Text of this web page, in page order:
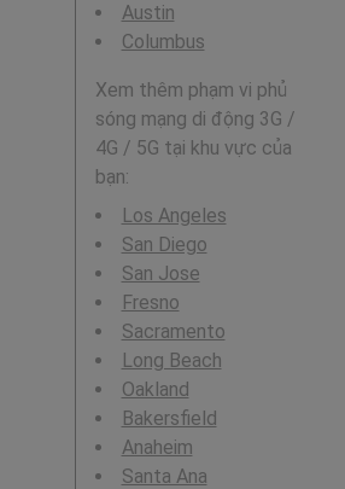
Austin
Columbus
Xem thêm phạm vi phủ
sóng mạng di động 3G /
4G / 5G tại khu vực của
bạn:
Los Angeles
San Diego
San Jose
Fresno
Sacramento
Long Beach
Oakland
Bakersfield
Anaheim
Santa Ana